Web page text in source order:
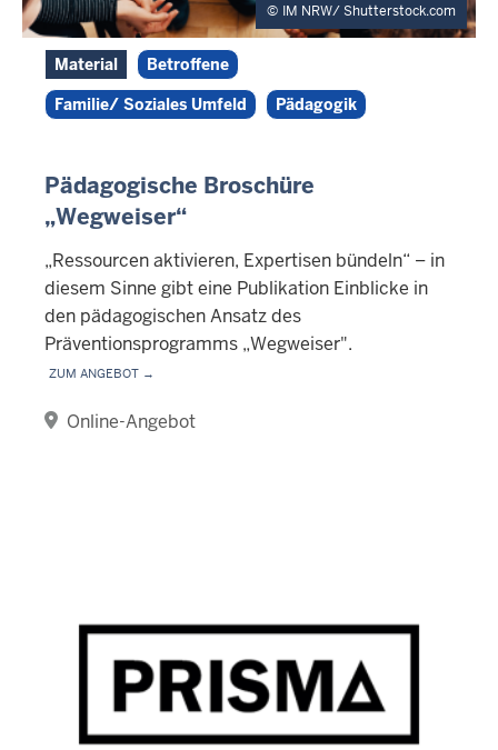
IM NRW/ Shutterstock.com
Material
Betroffene
Familie/ Soziales Umfeld
Pädagogik
Pädagogische Broschüre
„Wegweiser“
„Ressourcen aktivieren, Expertisen bündeln“ – in
diesem Sinne gibt eine Publikation Einblicke in
den pädagogischen Ansatz des
Präventionsprogramms „Wegweiser".
Zum Angebot →
Online-Angebot